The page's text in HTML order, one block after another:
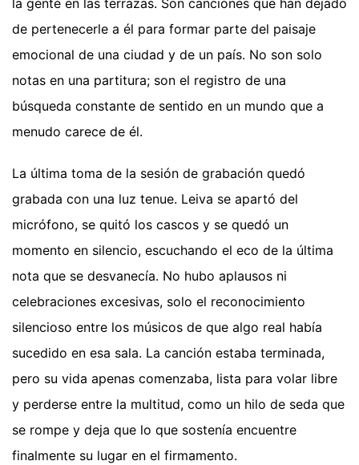
la gente en las terrazas. Son canciones que han dejado
de pertenecerle a él para formar parte del paisaje
emocional de una ciudad y de un país. No son solo
notas en una partitura; son el registro de una
búsqueda constante de sentido en un mundo que a
menudo carece de él.
La última toma de la sesión de grabación quedó
grabada con una luz tenue. Leiva se apartó del
micrófono, se quitó los cascos y se quedó un
momento en silencio, escuchando el eco de la última
nota que se desvanecía. No hubo aplausos ni
celebraciones excesivas, solo el reconocimiento
silencioso entre los músicos de que algo real había
sucedido en esa sala. La canción estaba terminada,
pero su vida apenas comenzaba, lista para volar libre
y perderse entre la multitud, como un hilo de seda que
se rompe y deja que lo que sostenía encuentre
finalmente su lugar en el firmamento.